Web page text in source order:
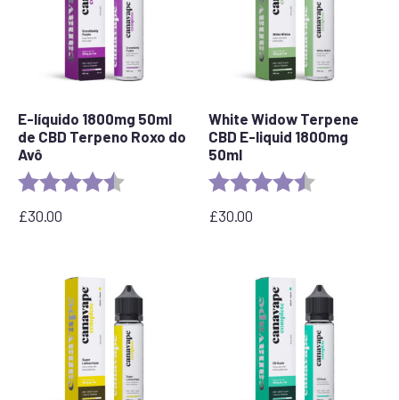
E-líquido 1800mg 50ml
de CBD Terpeno Roxo do
Avô
Rating: 4.8 out of 5 stars
£30.00
White Widow Terpene
CBD E-liquid 1800mg
50ml
Rating:
£30.00